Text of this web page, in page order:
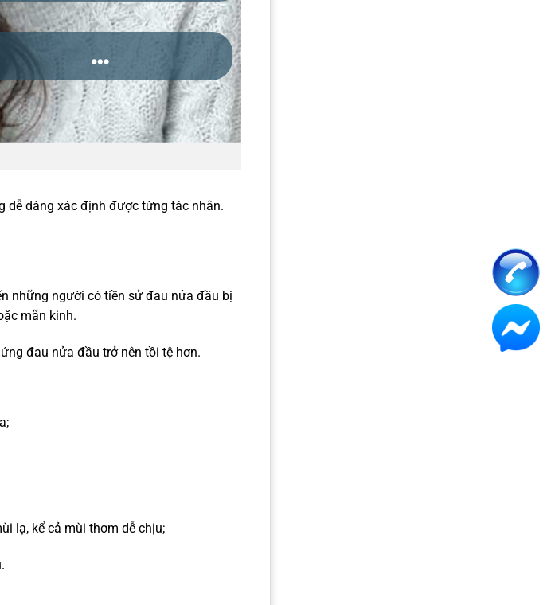
dễ dàng xác định được từng tác nhân.
những người có tiền sử đau nửa đầu bị
mãn kinh.
đau nửa đầu trở nên tồi tệ hơn.
lạ, kể cả mùi thơm dễ chịu;